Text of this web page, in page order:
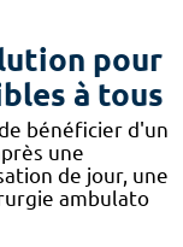
pour
à tous
bénéficier d'un
une
de jour, une
ambulato